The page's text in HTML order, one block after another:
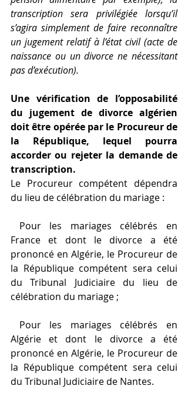
transcription sera privilégiée lorsqu’il
s’agira simplement de faire reconnaître
un jugement relatif à l’état civil (acte de
naissance ou un divorce ne nécessitant
pas d’exécution).
Une vérification de l’opposabilité
du jugement de divorce algérien
doit être opérée par le Procureur de
la République, lequel pourra
accorder ou rejeter la demande de
transcription.
Le Procureur compétent dépendra
du lieu de célébration du mariage :
France et dont le divorce a été
prononcé en Algérie, le Procureur de
la République compétent sera celui
du Tribunal Judiciaire du lieu de
célébration du mariage ;
Algérie et dont le divorce a été
prononcé en Algérie, le Procureur de
la République compétent sera celui
du Tribunal Judiciaire de Nantes.